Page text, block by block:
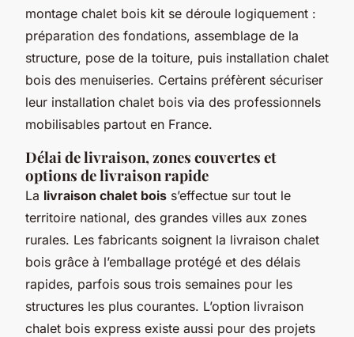
montage chalet bois kit se déroule logiquement :
préparation des fondations, assemblage de la
structure, pose de la toiture, puis installation chalet
bois des menuiseries. Certains préfèrent sécuriser
leur installation chalet bois via des professionnels
mobilisables partout en France.
Délai de livraison, zones couvertes et
options de livraison rapide
La livraison chalet bois s’effectue sur tout le
territoire national, des grandes villes aux zones
rurales. Les fabricants soignent la livraison chalet
bois grâce à l’emballage protégé et des délais
rapides, parfois sous trois semaines pour les
structures les plus courantes. L’option livraison
chalet bois express existe aussi pour des projets